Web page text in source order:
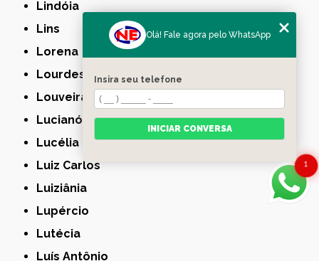
Lindóia
Lins
Lorena
Lourdes
Louveira
Lucianópolis
Lucélia
Luiz Carlos
Luiziânia
Lupércio
Lutécia
Luís Antônio
1
Olá! Fale agora pelo WhatsApp
Insira seu telefone
INICIAR CONVERSA